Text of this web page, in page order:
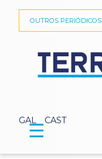
GAL CAST
OUTROS PERIÓDICOS
☰